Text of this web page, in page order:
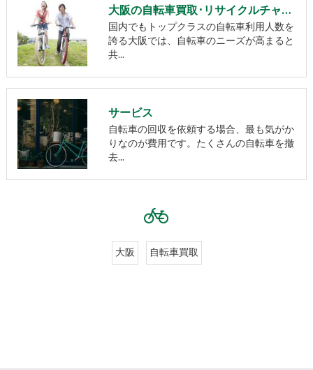
大阪の自転車買取･リサイクルチャーリーの評判
国内でもトップクラスの自転車利用人数を
誇る大阪では、自転車のニーズが高まると
共…
サービス
自転車の回収を依頼する場合、最も気がか
りなのが費用です。たくさんの自転車を撤
去…
大阪 自転車買取